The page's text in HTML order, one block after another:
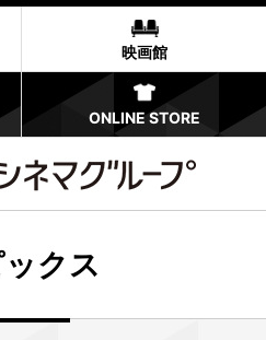
映画館
ONLINE STORE
ックス